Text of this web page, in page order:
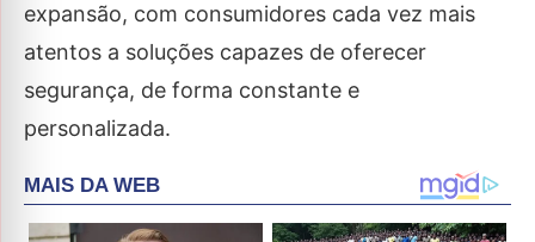
expansão, com consumidores cada vez mais
atentos a soluções capazes de oferecer
segurança, de forma constante e
personalizada.